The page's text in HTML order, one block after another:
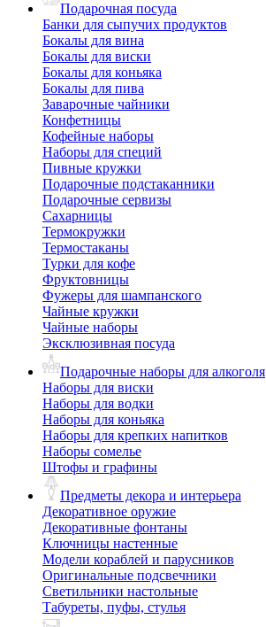
Подарочная посуда
Банки для сыпучих продуктов
Бокалы для вина
Бокалы для виски
Бокалы для коньяка
Бокалы для пива
Заварочные чайники
Конфетницы
Кофейные наборы
Наборы для специй
Пивные кружки
Подарочные подстаканники
Подарочные сервизы
Сахарницы
Термокружки
Термостаканы
Турки для кофе
Фруктовницы
Фужеры для шампанского
Чайные кружки
Чайные наборы
Эксклюзивная посуда
Подарочные наборы для алкоголя
Наборы для виски
Наборы для водки
Наборы для коньяка
Наборы для крепких напитков
Наборы сомелье
Штофы и графины
Предметы декора и интерьера
Декоративное оружие
Декоративные фонтаны
Ключницы настенные
Модели кораблей и парусников
Оригинальные подсвечники
Светильники настольные
Табуреты, пуфы, стулья